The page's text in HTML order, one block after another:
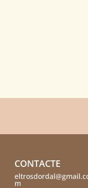
CONTACTE
m